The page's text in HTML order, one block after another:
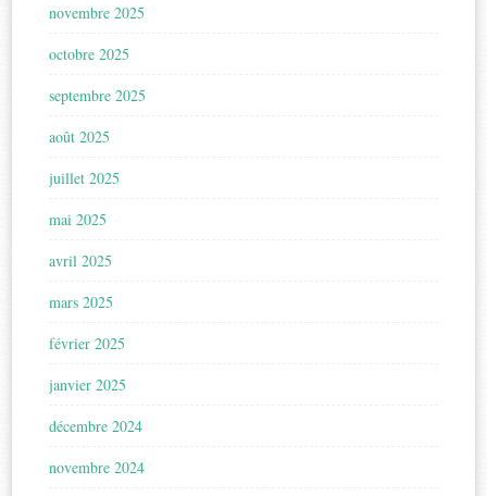
novembre 2025
octobre 2025
septembre 2025
août 2025
juillet 2025
mai 2025
avril 2025
mars 2025
février 2025
janvier 2025
décembre 2024
novembre 2024